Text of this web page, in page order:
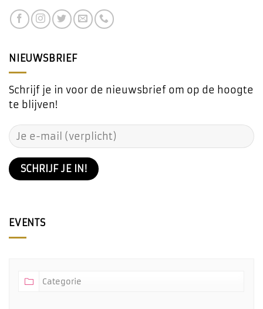
NIEUWSBRIEF
Schrijf je in voor de nieuwsbrief om op de hoogte
te blijven!
EVENTS